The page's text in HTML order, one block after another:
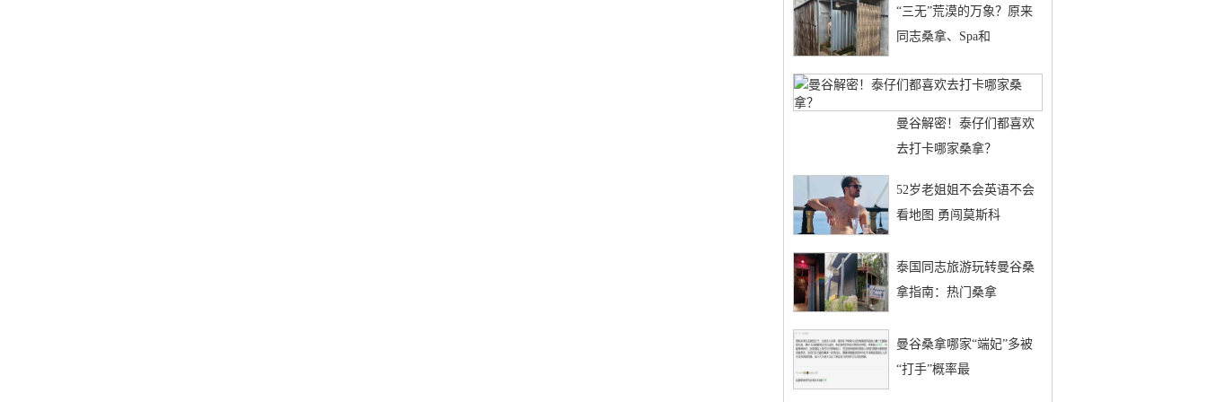
“三无”荒漠的万象？原来
同志桑拿、Spa和
曼谷解密！泰仔们都喜欢
去打卡哪家桑拿？
52岁老姐姐不会英语不会
看地图 勇闯莫斯科
泰国同志旅游玩转曼谷桑
拿指南：热门桑拿
曼谷桑拿哪家“端妃”多被
“打手”概率最